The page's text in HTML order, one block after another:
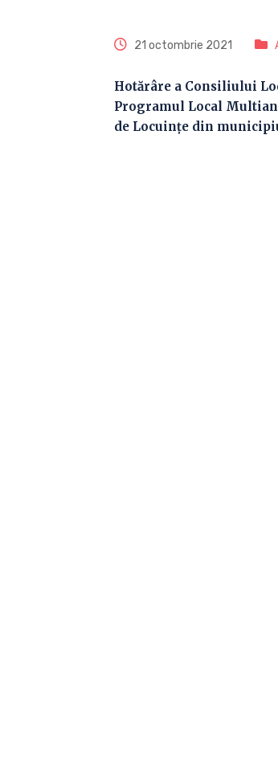
21 octombrie 2021
Hotărâre a Consiliului
Programul Local
de Locuinţe din